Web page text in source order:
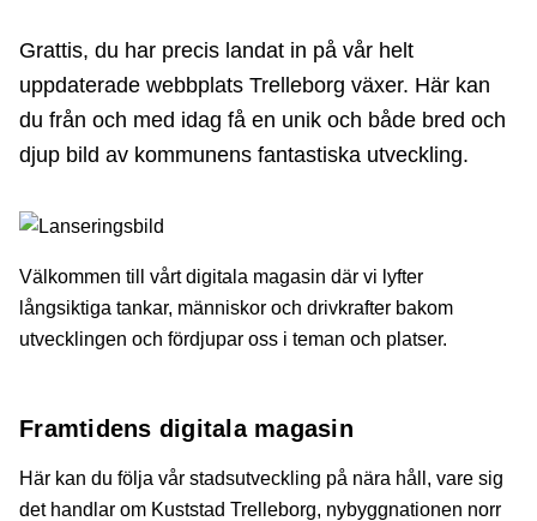
Grattis, du har precis landat in på vår helt
uppdaterade webbplats Trelleborg växer. Här kan
du från och med idag få en unik och både bred och
djup bild av kommunens fantastiska utveckling.
Välkommen till vårt digitala magasin där vi lyfter
långsiktiga tankar, människor och drivkrafter bakom
utvecklingen och fördjupar oss i teman och platser.
Framtidens digitala magasin
Här kan du följa vår stadsutveckling på nära håll, vare sig
det handlar om Kuststad Trelleborg, nybyggnationen norr